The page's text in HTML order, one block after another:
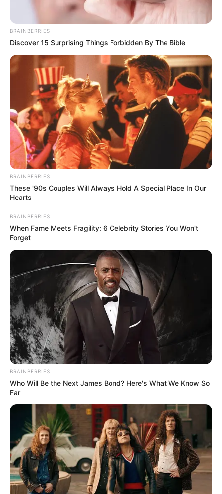
Shivani Tomar
2
fans love
VOTE
Tanggal Lahir:
22 Februari1990
Tempat Lahir:
India
Umur:
36 Tahun
Profesi:
Aktris
Edit
Bagi pecinta serial drama India pasti sudah tidak asing lagi dengan
sosok Shivani Tomar. Ia populer berkat perannya berperan sebagai
Chandni Vashisth di serialIss Pyaar Ko Kya Naam Doon 3tahun
2017 lalu.
BRAINBERRIES
Discover 15 Surprising Things Forbidden By The Bible
BRAINBERRIES
These '90s Couples Will Always Hold A Special Place In Our
Hearts
BRAINBERRIES
When Fame Meets Fragility: 6 Celebrity Stories You Won't
Forget
BRAINBERRIES
Who Will Be the Next James Bond? Here's What We Know So
Far